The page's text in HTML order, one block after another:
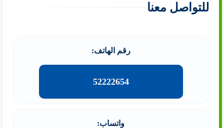
للتواصل معنا
رقم الهاتف:
52222654
واتساب: